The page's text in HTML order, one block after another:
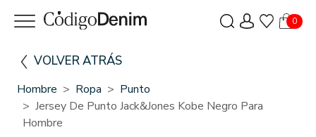
0
VOLVER ATRÁS
Hombre Ropa
Punto
Jersey De Punto Jack&Jones Kobe Negro Para
Hombre